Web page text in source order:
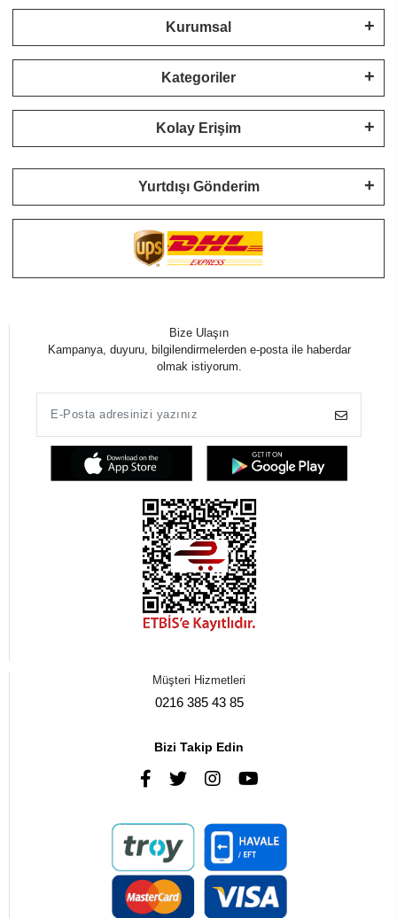
Kurumsal
Kategoriler
Kolay Erişim
Yurtdışı Gönderim
Bize Ulaşın
Kampanya, duyuru, bilgilendirmelerden e-posta ile haberdar
olmak istiyorum.
Müşteri Hizmetleri
0216 385 43 85
Bizi Takip Edin